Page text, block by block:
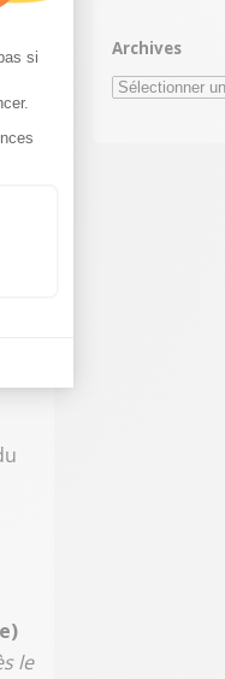
le
Archives
Archives